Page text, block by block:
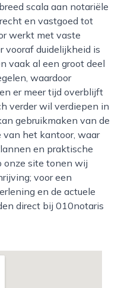
scala aan notariële
en vastgoed tot
werkt met vaste
vooraf duidelijkheid is
vaak al een groot deel
waardoor
er meer tijd overblijft
verder wil verdiepen in
gebruikmaken van de
het kantoor, waar
en praktische
onze site tonen wij
voor een
en de actuele
direct bij 010notaris